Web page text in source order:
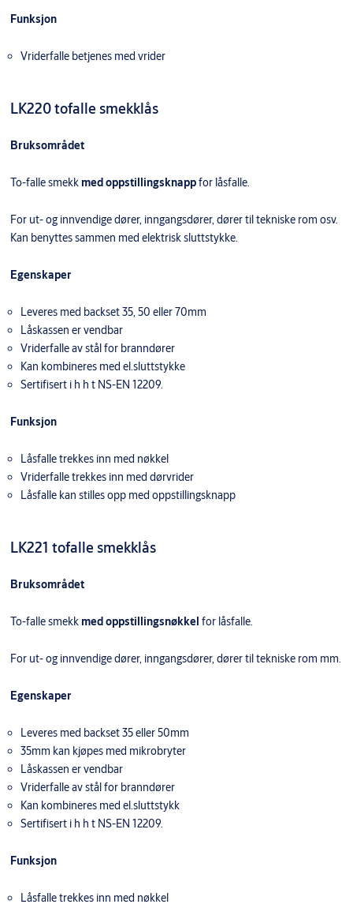
Funksjon
Vriderfalle betjenes med vrider
LK220 tofalle smekklås
Bruksområdet
To-falle smekk med oppstillingsknappfor låsfalle.
For ut- og innvendige dører, inngangsdører, dører til tekniske rom osv.
Kan benyttes sammen med elektrisk sluttstykke.
Egenskaper
Leveres med backset 35, 50 eller 70mm
Låskassen er vendbar
Vriderfalle av stål for branndører
Kan kombineres med el.sluttstykke
Sertifisert i h h t NS-EN 12209.
Funksjon
Låsfalle trekkes inn med nøkkel
Vriderfalle trekkes inn med dørvrider
Låsfalle kan stilles opp med oppstillingsknapp
LK221 tofalle smekklås
Bruksområdet
To-falle smekk med oppstillingsnøkkel for låsfalle.
For ut- og innvendige dører, inngangsdører, dører til tekniske rom mm.
Egenskaper
Leveres med backset 35 eller 50mm
35mm kan kjøpes med mikrobryter
Låskassen er vendbar
Vriderfalle av stål for branndører
Kan kombineres med el.sluttstykk
Sertifisert i h h t NS-EN 12209.
Funksjon
Låsfalle trekkes inn med nøkkel